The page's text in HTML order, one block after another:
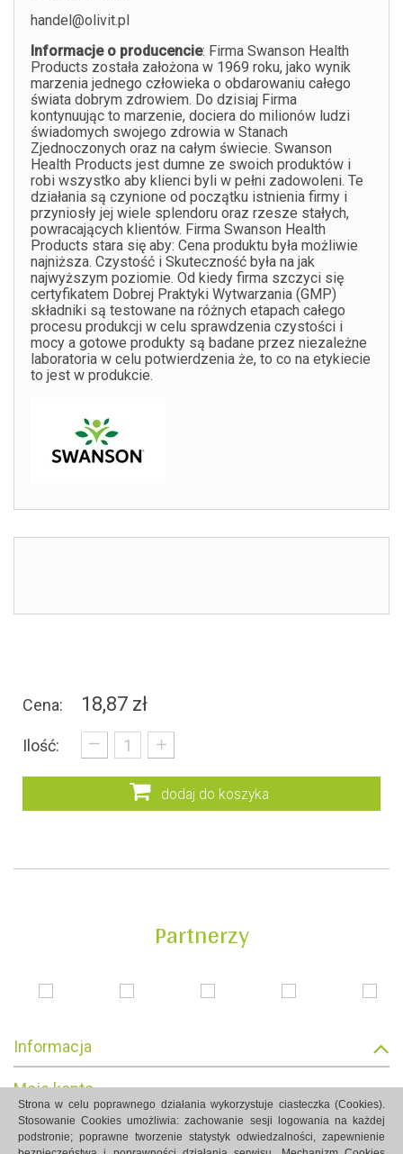
Strona w celu poprawnego działania wykorzystuje ciasteczka (Cookies).
Stosowanie Cookies umożliwia: zachowanie sesji logowania na każdej
podstronie; poprawne tworzenie statystyk odwiedzalności, zapewnienie
handel@olivit.pl
Informacje o producencie: Firma Swanson Health
Products została założona w 1969 roku, jako wynik
marzenia jednego człowieka o obdarowaniu całego
świata dobrym zdrowiem. Do dzisiaj Firma
kontynuując to marzenie, dociera do milionów ludzi
świadomych swojego zdrowia w Stanach
Zjednoczonych oraz na całym świecie. Swanson
Health Products jest dumne ze swoich produktów i
robi wszystko aby klienci byli w pełni zadowoleni. Te
działania są czynione od początku istnienia firmy i
przyniosły jej wiele splendoru oraz rzesze stałych,
powracających klientów. Firma Swanson Health
Products stara się aby: Cena produktu była możliwie
najniższa. Czystość i Skuteczność była na jak
najwyższym poziomie. Od kiedy firma szczyci się
certyfikatem Dobrej Praktyki Wytwarzania (GMP)
składniki są testowane na różnych etapach całego
procesu produkcji w celu sprawdzenia czystości i
mocy a gotowe produkty są badane przez niezależne
laboratoria w celu potwierdzenia że, to co na etykiecie
to jest w produkcie.
Cena: 18,87 zł
Ilość:
_ +
dodaj do koszyka
Partnerzy
Informacja
Moje konto
Informacja o sklepie